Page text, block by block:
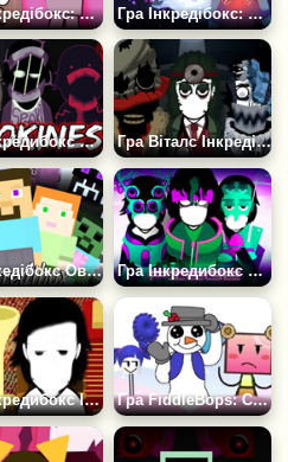
Гра Інкредібокс: Шейкбокс — Полуниця Гра Інкредібокс: Віббокс Гліббл Глобблер
Гра Інкредибокс Страшилки Гра Віталс Інкредібокс
Гра Інкедібокс Оверворлд Майнкрафт Гра Інкредибокс Пастка
Гра Інкредибокс Інструменталіст Гра FiddleBops: Смішний Інкредибокс Мод